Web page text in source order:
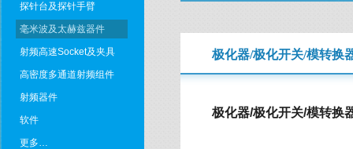
探针台及探针手臂
毫米波及太赫兹器件
射频高速Socket及夹具
高密度多通道射频组件
射频器件
软件
更多…
极化器/极化开关/模转换
极化器/极化开关/模转换